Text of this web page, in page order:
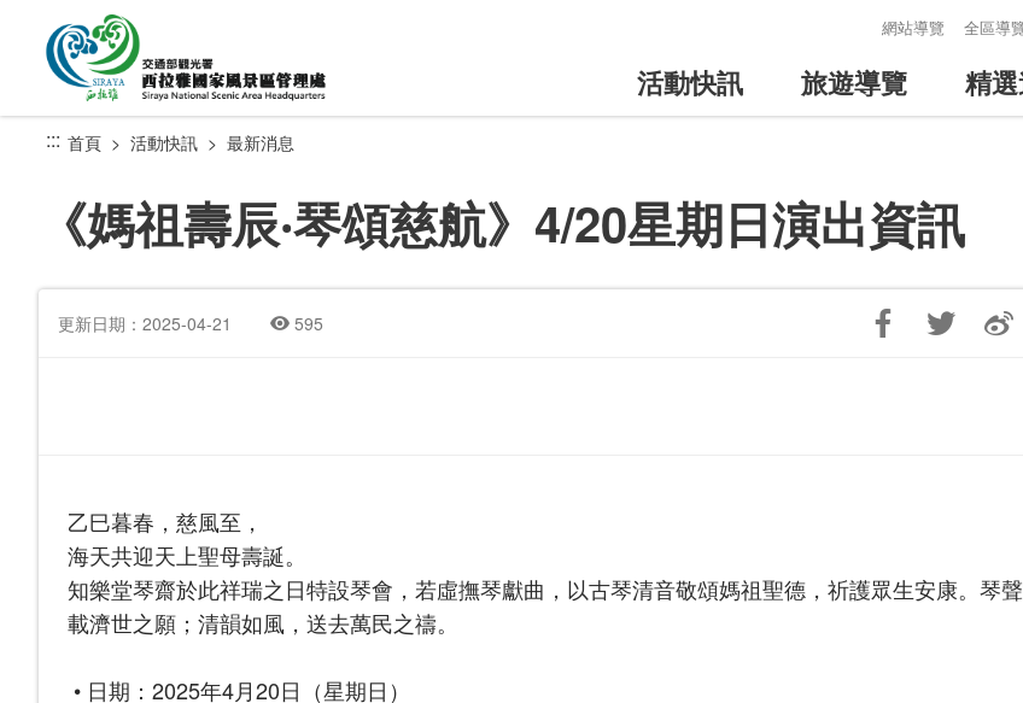
網站導覽 全區導
活動快訊 旅遊導覽 精
::: 首頁 活動快訊 最新消息
《媽祖壽辰‧琴頌慈航》4/20星期日演出資訊
更新日期：2025-04-21 595
乙巳暮春，慈風至，
海天共迎天上聖母壽誕。
知樂堂琴齋於此祥瑞之日特設琴會，若虛撫琴獻曲，以古琴清音敬頌媽祖聖德，祈護眾生安康。琴
載濟世之願；清韻如風，送去萬民之禱。
• 日期：2025年4月20日（星期日）